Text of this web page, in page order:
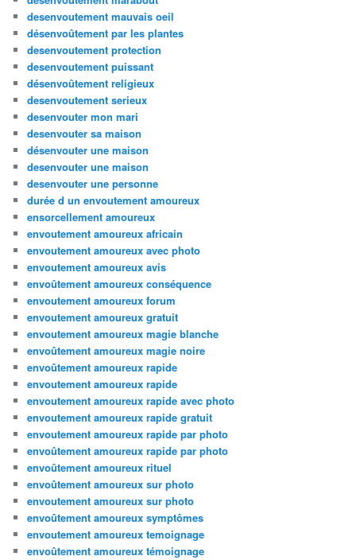
desenvoutement mauvais oeil
désenvoûtement par les plantes
desenvoutement protection
desenvoutement puissant
désenvoûtement religieux
desenvoutement serieux
desenvouter mon mari
desenvouter sa maison
désenvouter une maison
desenvouter une maison
desenvouter une personne
durée d un envoutement amoureux
ensorcellement amoureux
envoutement amoureux africain
envoutement amoureux avec photo
envoutement amoureux avis
envoûtement amoureux conséquence
envoutement amoureux forum
envoutement amoureux gratuit
envoutement amoureux magie blanche
envoûtement amoureux magie noire
envoûtement amoureux rapide
envoutement amoureux rapide
envoutement amoureux rapide avec photo
envoutement amoureux rapide gratuit
envoutement amoureux rapide par photo
envoûtement amoureux rapide par photo
envoûtement amoureux rituel
envoûtement amoureux sur photo
envoutement amoureux sur photo
envoûtement amoureux symptômes
envoutement amoureux temoignage
envoûtement amoureux témoignage